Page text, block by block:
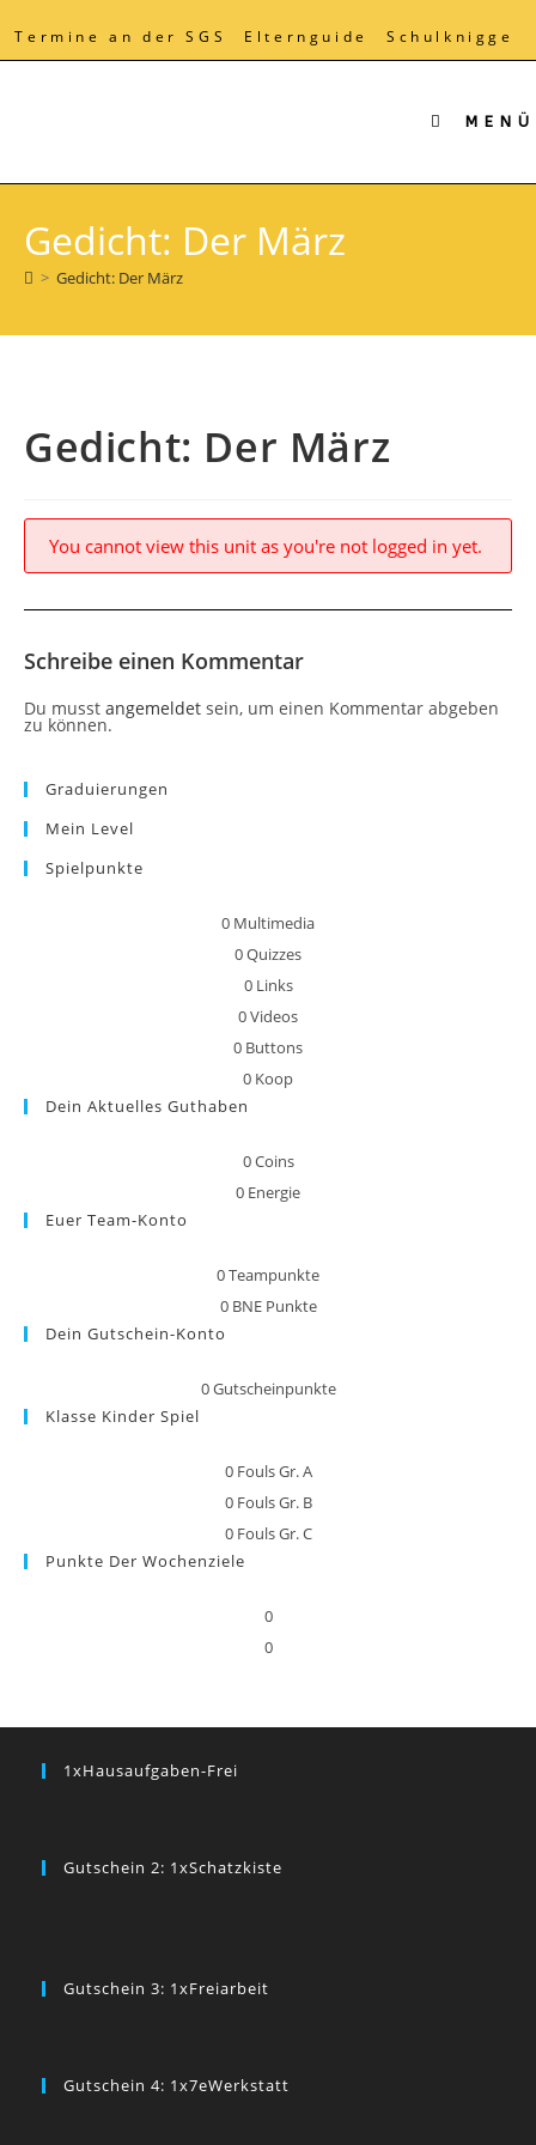
springen
Termine an der SGS Elternguide Schulknigge
MENÜ
Gedicht: Der März
> Gedicht: Der März
Gedicht: Der März
You cannot view this unit as you're not logged in yet.
Schreibe einen Kommentar
Du musst angemeldet sein, um einen Kommentar abgeben
zu können.
Graduierungen
Mein Level
Spielpunkte
0 Multimedia
0Quizzes
0 Links
0Videos
0 Buttons
0 Koop
Dein Aktuelles Guthaben
0Coins
0 Energie
Euer Team-Konto
0Teampunkte
0 BNE Punkte
Dein Gutschein-Konto
0Gutscheinpunkte
Klasse Kinder Spiel
0 Fouls Gr. A
0 Fouls Gr. B
0 Fouls Gr. C
Punkte Der Wochenziele
0
0
1xHausaufgaben-Frei
Gutschein 2: 1xSchatzkiste
Gutschein 3: 1xFreiarbeit
Gutschein 4: 1x7eWerkstatt